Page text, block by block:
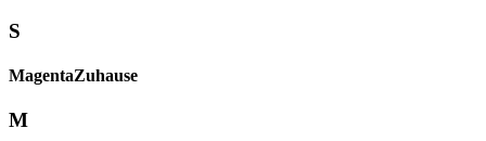
S
Magenta­Zuhause
M